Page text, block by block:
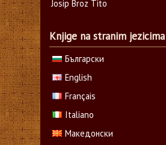
Josip Broz Tito
Knjige na stranim jezicima
Български
English
Français
Italiano
Македонски